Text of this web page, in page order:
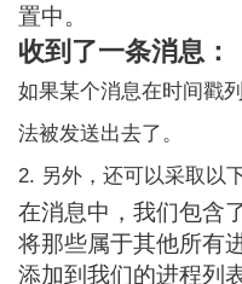
置中。
收到了一条消息：
如果某个消息在时间戳
法被发送出去了。
2. 另外，还可以采取以
在消息中，我们包含
将那些属于其他所有
添加到我们的进程列